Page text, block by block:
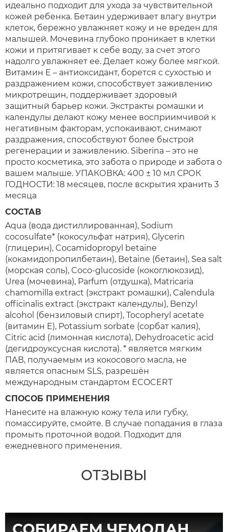
идеально подходит для ухода за чувствительной
кожей ребенка. Бетаин удерживает влагу внутри
клеток, бережно увлажняет кожу и не вреден для
малышей. Мочевина глубоко проникает в клетки
кожи и притягивает к себе воду, за счет этого
надолго увлажняет ее. Делает кожу более мягкой.
Витамин Е – антиоксидант, борется с сухостью и
раздражением кожи, способствует заживлению
микротрещин, поддерживает здоровый
защитный барьер кожи. Экстракты ромашки и
календулы делают кожу менее восприимчивой к
негативным факторам, успокаивают, снимают
раздражения, способствуют более быстрой
регенерации и заживлению. Siberina – это не
просто косметика, это забота о природе и забота о
вашем малыше. УПАКОВКА: 400 ± 10 мл СРОК
ГОДНОСТИ: 18 месяцев, после вскрытия хранить 3
месяца
СОСТАВ
Aqua (вода дистиллированная), Sodium
cocosulfate* (кокосульфат натрия), Glycerin
(глицерин), Cocamidopropyl betaine
(кокамидопропилбетаин), Betaine (бетаин), Sea salt
(морская соль), Coco-glucoside (кокоглюкозид),
Urea (мочевина), Parfum (отдушка), Matricaria
chamomilla extract (экстракт ромашки), Calendula
officinalis extract (экстракт календулы), Benzyl
alcohol (бензиловый спирт), Tocopheryl acetate
(витамин Е), Potassium sorbate (сорбат калия),
Citric acid (лимонная кислота), Dehydroacetic acid
(дегидроуксусная кислота). * является мягким
ПАВ, получаемым из кокосового масла, не
является опасным SLS, разрешён
международным стандартом ECOCERT
СПОСОБ ПРИМЕНЕНИЯ
Нанесите на влажную кожу тела или губку,
помассируйте, смойте. В случае попадания в глаза
промыть проточной водой. Подходит для
ежедневного применения.
ОТЗЫВЫ